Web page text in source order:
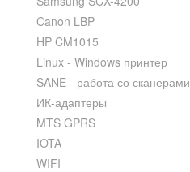
Canon LBP
HP CM1015
Linux - Windows принтер
SANE - работа со сканерами
ИК-адаптеры
MTS GPRS
IOTA
WIFI